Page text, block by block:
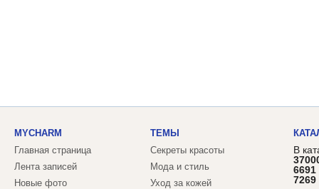
MYCHARM
Главная страница
Лента записей
Новые фото
ТЕМЫ
Секреты красоты
Мода и стиль
Уход за кожей
В
6691
7269